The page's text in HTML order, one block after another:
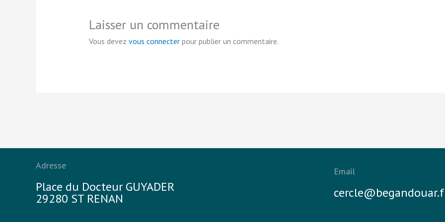
Laisser un commentaire
Vous devez vous connecterpour publier un commentaire.
Adresse
Place du Docteur GUYADER
29280 ST RENAN
Email